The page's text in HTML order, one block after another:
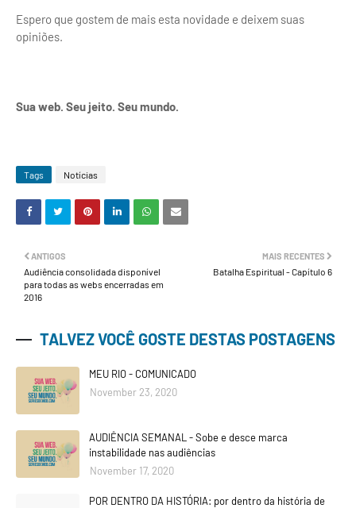
Espero que gostem de mais esta novidade e deixem suas
opiniões.
Sua web. Seu jeito. Seu mundo.
Tags Notícias
MAIS RECENTES
Batalha Espiritual - Capítulo 6
ANTIGOS
Audiência consolidada disponível
para todas as webs encerradas em
2016
TALVEZ VOCÊ GOSTE DESTAS POSTAGENS
MEU RIO - COMUNICADO
November 23, 2020
AUDIÊNCIA SEMANAL - Sobe e desce marca
instabilidade nas audiências
November 17, 2020
POR DENTRO DA HISTÓRIA: por dentro da história de